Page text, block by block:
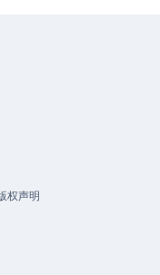
权声明